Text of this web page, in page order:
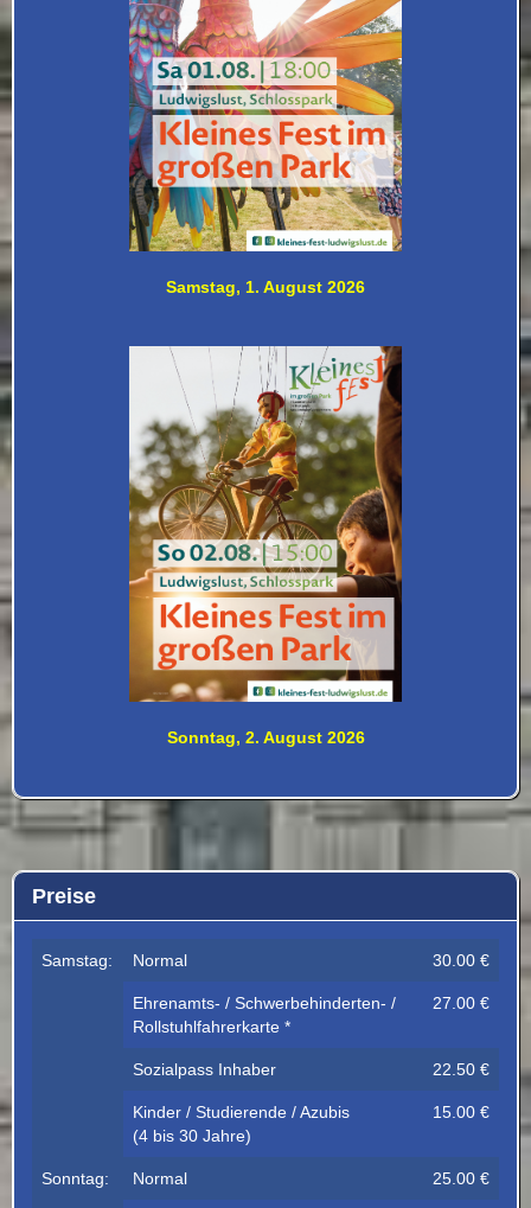
Samstag, 1. August 2026
Sonntag, 2. August 2026
Preise
Samstag: Normal 30.00 €
Ehrenamts- / Schwerbehinderten- /
Rollstuhlfahrerkarte *
27.00 €
Sozialpass Inhaber 22.50 €
Kinder / Studierende / Azubis
(4 bis 30 Jahre)
15.00 €
Sonntag: Normal 25.00 €